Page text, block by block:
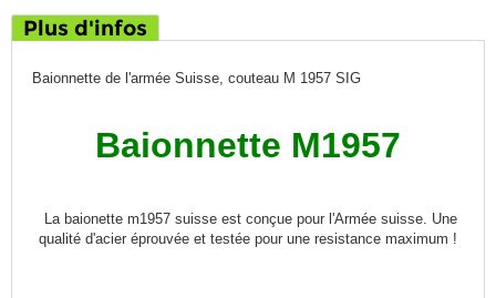
Plus d'infos
Baionnette de l'armée Suisse, couteau M 1957 SIG
Baionnette M1957
La baionette m1957 suisse est conçue pour l'Armée suisse. Une
qualité d'acier éprouvée et testée pour une resistance maximum !